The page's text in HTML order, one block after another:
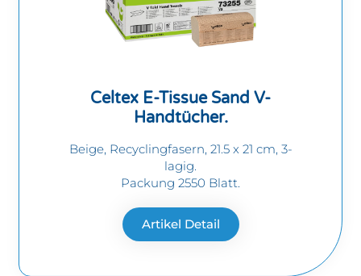
Celtex E-Tissue Sand V-
Handtücher.
Beige, Recyclingfasern, 21.5 x 21 cm, 3-
lagig.
Packung 2550 Blatt.
Artikel Detail